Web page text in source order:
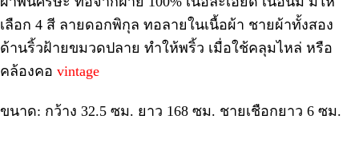
เลือก 4 สี ลายดอกพิกุล ทอลายในเนื้อผ้า ชายผ้าทั้งสอง
ด้านริ้วฝ้ายขมวดปลาย ทำให้พริ้ว เมื่อใช้คลุมไหล่ หรือ
คล้องคอ vintage
ขนาด: กว้าง 32.5 ซม. ยาว 168 ซม. ชายเชือกยาว 6 ซม.